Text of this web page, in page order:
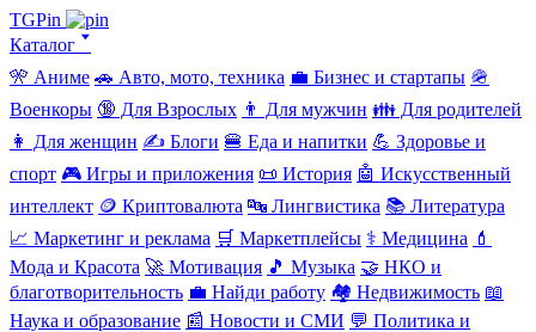
TGPin
Каталог 🢓
🎌 Аниме 🚗 Авто, мото, техника 💼 Бизнес и стартапы 🪖
Военкоры 🔞 Для Взрослых 👨 Для мужчин 👪 Для родителей
👩 Для женщин ✍️ Блоги 🍔 Еда и напитки 💪 Здоровье и
спорт 🎮 Игры и приложения 📜 История 🤖 Искусственный
интеллект 🪙 Криптовалюта 🔤 Лингвистика 📚 Литература
📈 Маркетинг и реклама 🛒 Маркетплейсы ⚕️ Медицина 💄
Мода и Красота 🚀 Мотивация 🎵 Музыка 🤝 НКО и
благотворительность 💼 Найди работу 🏘️ Недвижимость 📖
Наука и образование 📰 Новости и СМИ 💬 Политика и